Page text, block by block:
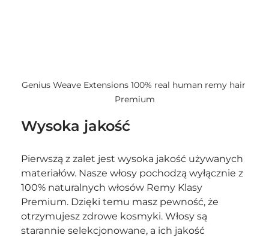
Genius Weave Extensions 100% real human remy hair
Premium
Wysoka jakość
Pierwszą z zalet jest wysoka jakość używanych
materiałów. Nasze włosy pochodzą wyłącznie z
100% naturalnych włosów Remy Klasy
Premium. Dzięki temu masz pewność, że
otrzymujesz zdrowe kosmyki. Włosy są
starannie selekcjonowane, a ich jakość